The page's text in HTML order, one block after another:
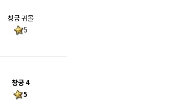
창궁 귀몰
5
창궁 4
5